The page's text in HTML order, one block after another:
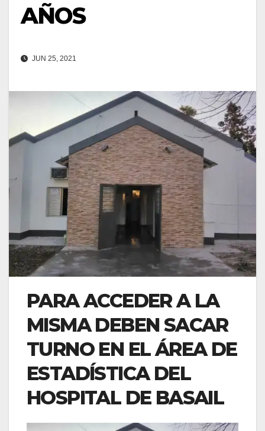
AÑOS
JUN 25, 2021
PARA ACCEDER A LA
MISMA DEBEN SACAR
TURNO EN EL ÁREA DE
ESTADÍSTICA DEL
HOSPITAL DE BASAIL